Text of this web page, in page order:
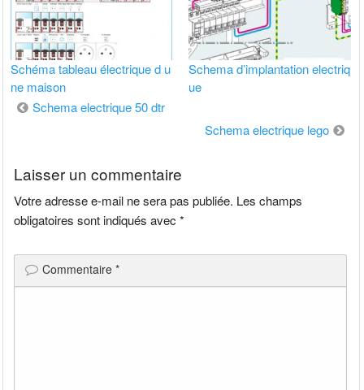
Schéma tableau électrique d u
ne maison
Schema d’implantation electriq
ue
Navigation
Schema electrique 50 dtr
Schema electrique lego
Laisser un commentaire
Votre adresse e-mail ne sera pas publiée. Les champs
obligatoires sont indiqués avec*
Commentaire*